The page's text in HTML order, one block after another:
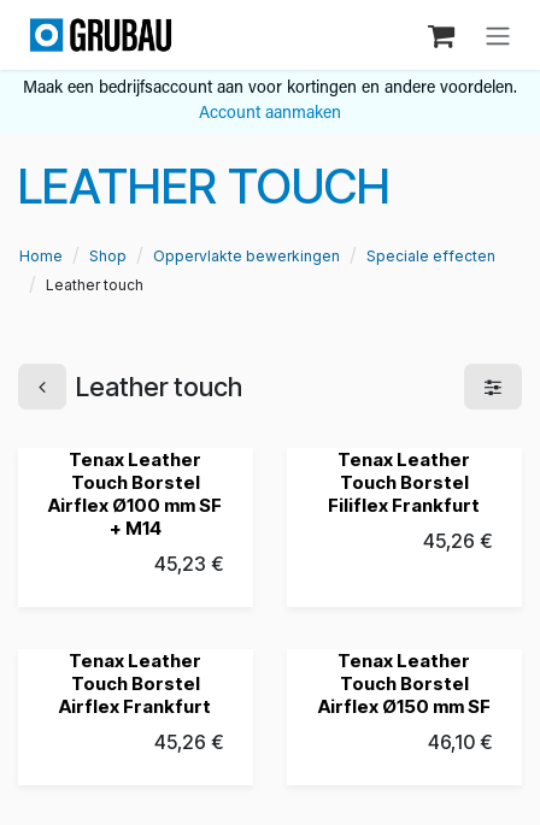
Overslaan naar inhoud
Maak een bedrijfsaccount aan voor kortingen en andere voordelen.
Account aanmaken
LEATHER TOUCH
Home Shop Oppervlakte bewerkingen
Speciale effecten
Leather touch
Leather touch
Tenax Leather
Touch Borstel
Airflex Ø100 mm SF
+ M14
45,23 €
Tenax Leather
Touch Borstel
Filiflex Frankfurt
45,26 €
Tenax Leather
Touch Borstel
Airflex Frankfurt
45,26 €
Tenax Leather
Touch Borstel
Airflex Ø150 mm SF
46,10€